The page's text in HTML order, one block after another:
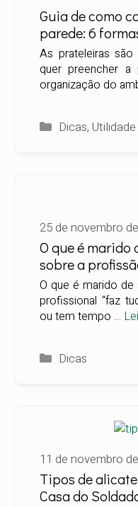
para trazer
realistas com
usuários, que
ferramentas,
aprofundados e
Guia de como
parede: 6
As prateleiras
quer preencher
organização do
Categorias
Dicas,Utilidade
O que é marido
sobre a
25 de novembro
O que é marido de
profissional “faz
ou tem tempo …
Categorias
Dicas
Tipos de
Casa do
11 de novembro